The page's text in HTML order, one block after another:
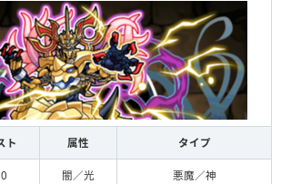
ト 属性 タイプ
闇／光 悪魔／神